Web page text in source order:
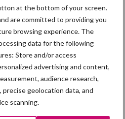
at the bottom of your screen.
are committed to providing you
browsing experience. The
data for the following
Store and/or access
advertising and content,
audience research,
geolocation data, and
scanning.
vreest
in het najaar
blijft grillig:
en geopolitiek houden
in de greep
naar praktische
is in Polen